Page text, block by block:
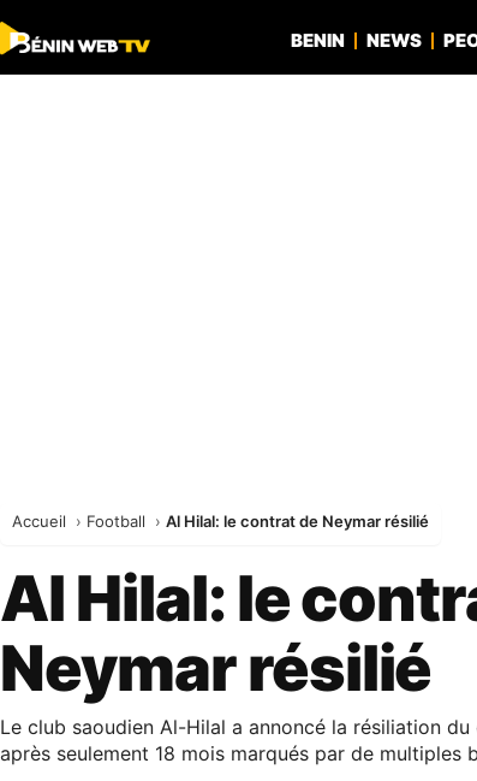
BENIN NEWS
Accueil Football Al Hilal: le contrat de Neymar résilié
Al Hilal: le
Neymar résilié
Le club saoudien Al-Hilal a annoncé la résiliation
après seulement 18 mois marqués par de multiples